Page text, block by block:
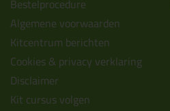
Bestelprocedure
Algemene voorwaarden
Kitcentrum berichten
Cookies & privacy verklaring
Disclaimer
Kit cursus volgen